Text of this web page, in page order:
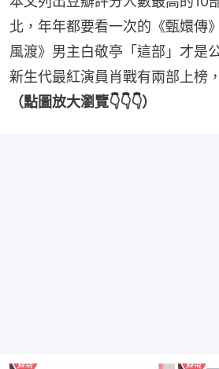
北，年年都要看一次的《甄嬛傳
風渡》男主白敬亭「這部」才是
新生代最紅演員肖戰有兩部上榜
（點圖放大瀏覽👇👇👇）